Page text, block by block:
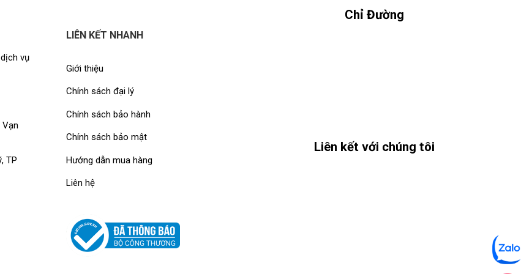
nhé!
hàng trên 6 triệu)
vụ
TP
LIÊN KẾT NHANH
Giới thiệu
Chính sách đại lý
Chính sách bảo hành
Chính sách bảo mật
Hướng dẫn mua hàng
Liên hệ
Chỉ Đường
Liên kết với chúng tôi